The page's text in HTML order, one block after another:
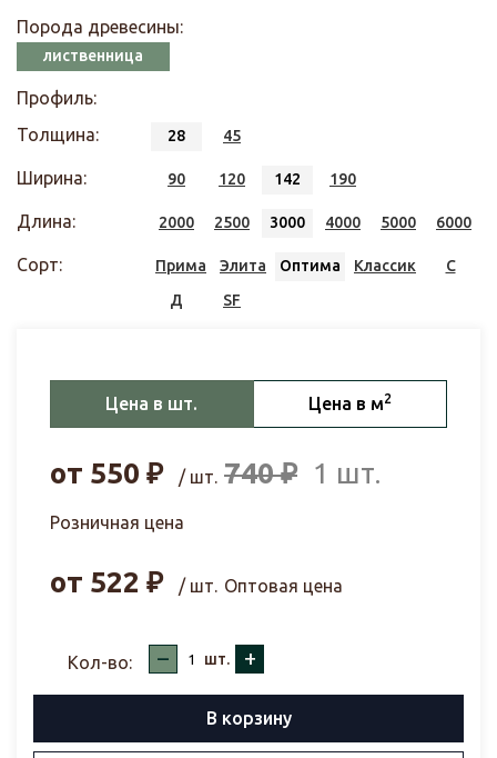
Порода древесины:
лиственница
Профиль:
Толщина:
28 45
Ширина: 90 120 142 190
Длина: 2000 2500 3000 4000 5000 6000
Сорт: Прима Элита Оптима Классик
С
Д
SF
Цена в шт. Цена в м2
от 550 ₽ / шт. 740₽ 1 шт.
Розничная цена
от 522 ₽ / шт. Оптовая цена
Кол-во: – шт. +
В корзину